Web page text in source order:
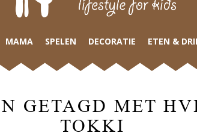
MAMA SPELEN DECORATIE ETEN &
GETAGD MET
TOKKI